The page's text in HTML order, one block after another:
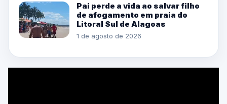
Pai perde a vida ao salvar filho
de afogamento em praia do
Litoral Sul de Alagoas
1 de agosto de 2026